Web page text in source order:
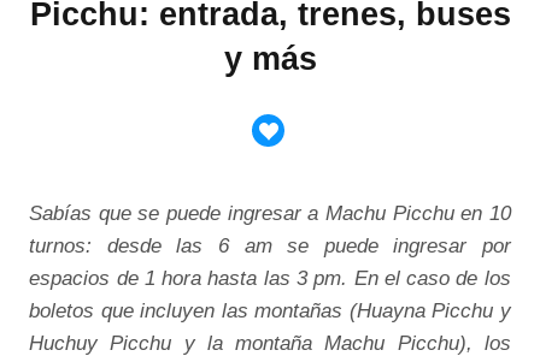
Picchu: entrada, trenes, buses
y más
Sabías que se puede ingresar a Machu Picchu en 10
turnos: desde las 6 am se puede ingresar por
espacios de 1 hora hasta las 3 pm. En el caso de los
boletos que incluyen las montañas (Huayna Picchu y
Huchuy Picchu y la montaña Machu Picchu), los